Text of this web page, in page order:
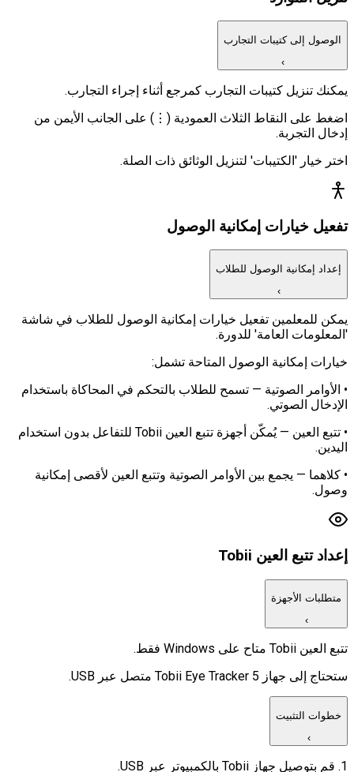
الوصول إلى كتيبات التجارب
›
يمكنك تنزيل كتيبات التجارب كمرجع أثناء إجراء التجارب.
اضغط على النقاط الثلاث العمودية (⋮) على الجانب الأيمن من
إدخال التجربة.
اختر خيار 'الكتيبات' لتنزيل الوثائق ذات الصلة.
تفعيل خيارات إمكانية الوصول
إعداد إمكانية الوصول للطلاب
›
يمكن للمعلمين تفعيل خيارات إمكانية الوصول للطلاب في شاشة
'المعلومات العامة' للدورة.
خيارات إمكانية الوصول المتاحة تشمل:
• الأوامر الصوتية — تسمح للطلاب بالتحكم في المحاكاة باستخدام
الإدخال الصوتي.
• تتبع العين — يُمكّن أجهزة تتبع العين Tobii للتفاعل بدون استخدام
اليدين.
• كلاهما — يجمع بين الأوامر الصوتية وتتبع العين لأقصى إمكانية
وصول.
إعداد تتبع العين Tobii
متطلبات الأجهزة
›
تتبع العين Tobii متاح على Windows فقط.
ستحتاج إلى جهاز Tobii Eye Tracker 5 متصل عبر USB.
خطوات التثبيت
›
1. قم بتوصيل جهاز Tobii بالكمبيوتر عبر USB.